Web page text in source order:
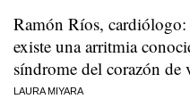
Ramón Ríos,
existe una arritmia
síndrome del corazón de
LAURA MIYARA